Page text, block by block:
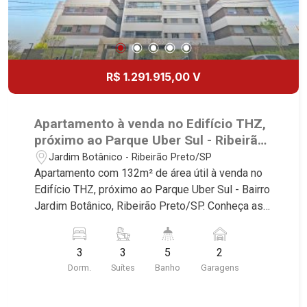
Nova Aliança, Boulevard, Higienópolis, Sumaré,
Jardim América, Alto do Ipê, Jardim Irajá, Royal
Park, Jardim Califórnia, Quinta da Primavera,
Bonfim Paulista, Vila Seixas, Jardim Paulista,
Jardim Paulistano, Lagoinha, Ribeirânia, Nova
Ribeirânia, Jardim Macedo, Jardim São Luiz,
Recreio das Acácias, Jardim Ana Maria, San
Marco, Vila Romana, Bosque dos Juritis, Jardim
dos Guaporés e Bella Città Residencial e
Industrial. Avenida João Fiúsa, 1051 - Alto da Boa
Vista | Ribeirão Preto
R$ 1.291.915,00 V
Apartamento à venda no Edifício THZ,
próximo ao Parque Uber Sul - Ribeirão
Preto/SP.
Jardim Botânico - Ribeirão Preto/SP
Apartamento com 132m² de área útil à venda no
Edifício THZ, próximo ao Parque Uber Sul - Bairro
Jardim Botânico, Ribeirão Preto/SP. Conheça as
Imobiliária selecionou para você: - 132m² de área
útil - 3 suítes - Sala 2 ambientes - Lavabo -
Cozinha - Área de serviço - Banheiro de serviço -
3
Dorm.
3
Suítes
5
Banho
2
Garagens